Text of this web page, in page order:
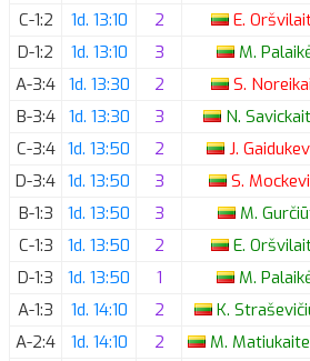
C-1:2
1d. 13:10 2 E.
D-1:2
1d. 13:10 3 M.
A-3:4 1d. 13:30 2 S.
B-3:4
1d. 13:30 3 N.
C-3:4 1d. 13:50 2 J.
D-3:4 1d. 13:50 3 S.
B-1:3
1d. 13:50 3 M.
C-1:3
1d. 13:50 2 E.
D-1:3
1d. 13:50 1 M.
A-1:3
1d. 14:10 2 K.
A-2:4
1d. 14:10 2 M. Matiukaite